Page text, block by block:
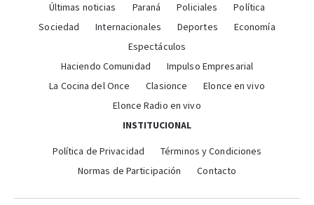
Últimas noticias Paraná Policiales
Política
Sociedad
Internacionales Deportes
Economía
Espectáculos
Haciendo Comunidad
Impulso Empresarial
La Cocina del Once
Clasionce
Elonce en vivo
Elonce Radio en vivo
INSTITUCIONAL
Política de Privacidad
Términos y Condiciones
Normas de Participación
Contacto